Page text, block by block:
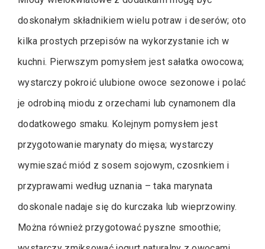
doskonałym składnikiem wielu potraw i deserów; oto
kilka prostych przepisów na wykorzystanie ich w
kuchni. Pierwszym pomysłem jest sałatka owocowa;
wystarczy pokroić ulubione owoce sezonowe i polać
je odrobiną miodu z orzechami lub cynamonem dla
dodatkowego smaku. Kolejnym pomysłem jest
przygotowanie marynaty do mięsa; wystarczy
wymieszać miód z sosem sojowym, czosnkiem i
przyprawami według uznania – taka marynata
doskonale nadaje się do kurczaka lub wieprzowiny.
Można również przygotować pyszne smoothie;